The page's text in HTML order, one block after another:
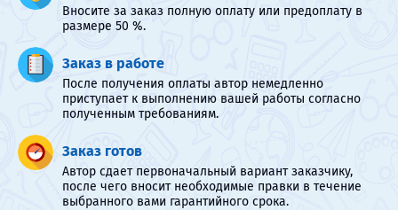
Вносите за заказ полную оплату или предоплату в
размере 50 %.
Заказ в работе
После получения оплаты автор немедленно
приступает к выполнению вашей работы согласно
полученным требованиям.
Заказ готов
Автор сдает первоначальный вариант заказчику,
после чего вносит необходимые правки в течение
выбранного вами гарантийного срока.